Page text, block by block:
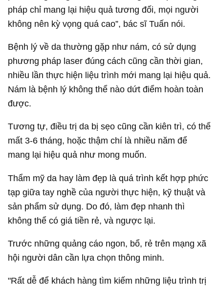
pháp chỉ mang lại hiệu quả tương đối, mọi người
không nên kỳ vọng quá cao”, bác sĩ Tuấn nói.
Bệnh lý về da thường gặp như nám, có sử dụng
phương pháp laser đúng cách cũng cần thời gian,
nhiều lần thực hiện liệu trình mới mang lại hiệu quả.
Nám là bệnh lý không thể nào dứt điểm hoàn toàn
được.
Tương tự, điều trị da bị sẹo cũng cần kiên trì, có thể
mất 3-6 tháng, hoặc thậm chí là nhiều năm để
mang lại hiệu quả như mong muốn.
Thẩm mỹ da hay làm đẹp là quá trình kết hợp phức
tạp giữa tay nghề của người thực hiện, kỹ thuật và
sản phẩm sử dụng. Do đó, làm đẹp nhanh thì
không thể có giá tiền rẻ, và ngược lại.
Trước những quảng cáo ngon, bổ, rẻ trên mạng xã
hội người dân cần lựa chọn thông minh.
"Rất dễ để khách hàng tìm kiếm những liệu trình trị